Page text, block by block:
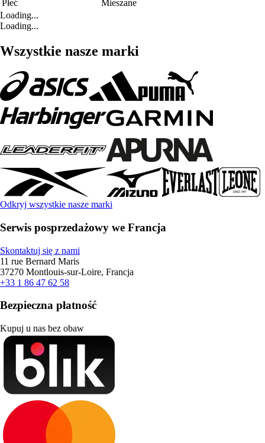
Płeć
Mieszane
Loading...
Loading...
Wszystkie nasze marki
Odkryj wszystkie nasze marki
Serwis posprzedażowy we Francja
Skontaktuj się z nami
11 rue Bernard Maris
37270 Montlouis-sur-Loire, Francja
+33 1 86 47 62 58
Bezpieczna płatność
Kupuj u nas bez obaw